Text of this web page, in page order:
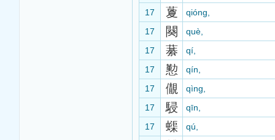
17
藑
qióng,
17
闋
què,
17
藄
qí,
17
懃
qín,
17
儬
qìng,
17
駸
qīn,
17
蟝 qú,